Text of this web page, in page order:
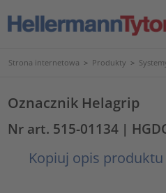
Strona internetowa > Produkty >
Oznacznik Helagrip
Nr art. 515-01134 |
Kopiuj opis produktu